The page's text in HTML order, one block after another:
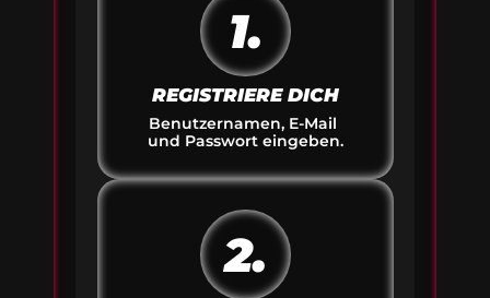
1.
REGISTRIERE DICH
Benutzernamen, E-Mail
und Passwort eingeben.
2.